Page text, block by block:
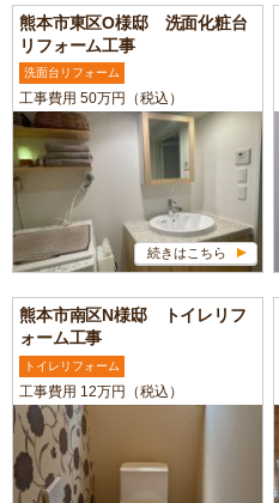
熊本市東区O様邸 洗面化粧台
リフォーム工事
洗面台リフォーム
工事費用 50万円（税込）
続きはこちら
熊本市南区N様邸 トイレリフ
ォーム工事
トイレリフォーム
工事費用 12万円（税込）